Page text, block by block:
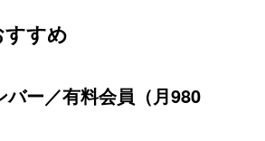
すめ
バー／有料会員（月980